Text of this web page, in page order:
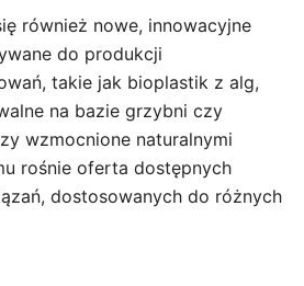
również nowe, innowacyjne
do produkcji
takie jak bioplastik z alg,
na bazie grzybni czy
wzmocnione naturalnymi
rośnie oferta dostępnych
dostosowanych do różnych